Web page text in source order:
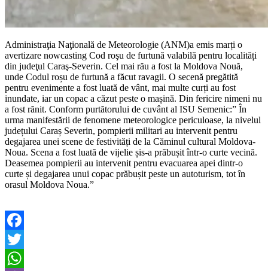
Administraţia Naţională de Meteorologie (ANM)a emis marți o
avertizare nowcasting Cod roşu de furtună valabilă pentru localități
din judeţul Caraş-Severin. Cel mai rău a fost la Moldova Nouă,
unde Codul roșu de furtună a făcut ravagii. O secenă pregătită
pentru evenimente a fost luată de vânt, mai multe curți au fost
inundate, iar un copac a căzut peste o mașină. Din fericire nimeni nu
a fost rănit. Conform purtătorului de cuvânt al ISU Semenic:” În
urma manifestării de fenomene meteorologice periculoase, la nivelul
județului Caraș Severin, pompierii militari au intervenit pentru
degajarea unei scene de festivități de la Căminul cultural Moldova-
Noua. Scena a fost luată de vijelie șis-a prăbușit într-o curte vecină.
Deasemea pompierii au intervenit pentru evacuarea apei dintr-o
curte și degajarea unui copac prăbușit peste un autoturism, tot în
orasul Moldova Noua.”
Facebook
Twitter